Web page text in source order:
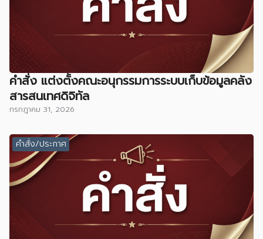
คำสั่ง แต่งตั้งคณะอนุกรรมการระบบเก็บข้อมูลคลัง
สารสนเทศดิจิทัล
กรกฎาคม 31, 2026
คำสั่ง/ประกาศ